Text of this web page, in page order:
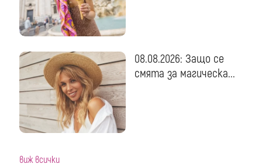
08.08.2026: Защо се
смята за магическа...
виж всички